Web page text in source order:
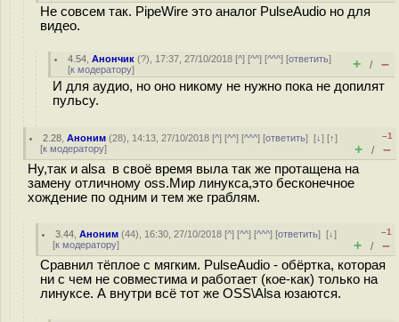
Не совсем так. PipeWire это аналог PulseAudio но для
видео.
4.54 ,Анончик (?), 17:37, 27/10/2018 [^] [^^] [^^^] [ответить]
[к модератору] + / –
И для аудио, но оно никому не нужно пока не допилят
пульсу.
2.28 ,Аноним (28), 14:13, 27/10/2018 [^] [^^] [^^^] [ответить][↓] [↑]
[к модератору]
–1
+ / –
Ну,так и alsa в своё время выла так же протащена на
замену отличному oss.Мир линукса,это бесконечное
хождение по одним и тем же граблям.
3.44 ,Аноним (44), 16:30, 27/10/2018 [^] [^^] [^^^] [ответить][↓]
[к модератору]
–1
+ / –
Сравнил тёплое с мягким. PulseAudio - обёртка, которая
ни с чем не совместима и работает (кое-как) только на
линуксе. А внутри всё тот же OSS\Alsa юзаются.